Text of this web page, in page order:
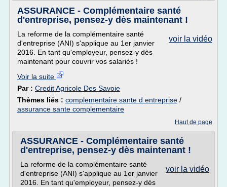
ASSURANCE - Complémentaire santé
d'entreprise, pensez-y dès maintenant !
voir la vidéo
La reforme de la complémentaire santé
d'entreprise (ANI) s'applique au 1er janvier
2016. En tant qu'employeur, pensez-y dès
maintenant pour couvrir vos salariés !
Voir la suite
Par : Credit Agricole Des Savoie
Thèmes liés : complementaire sante d entreprise /
assurance sante complementaire
Haut de page
ASSURANCE - Complémentaire santé
d'entreprise, pensez-y dès maintenant !
voir la vidéo
La reforme de la complémentaire santé
d'entreprise (ANI) s'applique au 1er janvier
2016. En tant qu'employeur, pensez-y dès